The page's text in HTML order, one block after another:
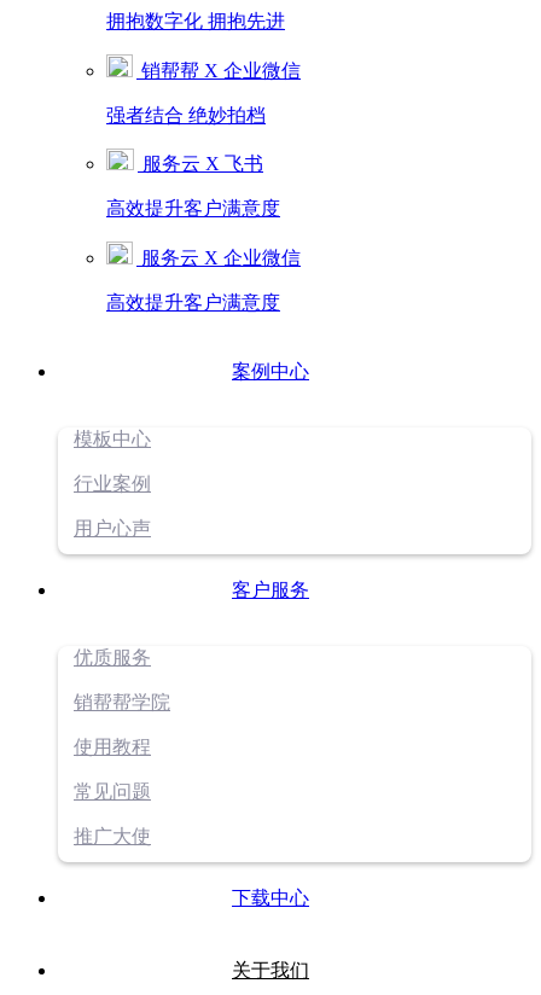
拥抱数字化 拥抱先进
销帮帮 X 企业微信
强者结合 绝妙拍档
服务云 X 飞书
高效提升客户满意度
服务云 X 企业微信
高效提升客户满意度
案例中心
模板中心
行业案例
用户心声
客户服务
优质服务
销帮帮学院
使用教程
常见问题
推广大使
下载中心
关于我们